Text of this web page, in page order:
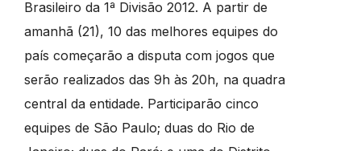
Brasileiro da 1ª Divisão 2012. A partir de
amanhã (21), 10 das melhores equipes do
país começarão a disputa com jogos que
serão realizados das 9h às 20h, na quadra
central da entidade. Participarão cinco
equipes de São Paulo; duas do Rio de